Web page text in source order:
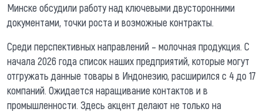
Минске обсудили работу над ключевыми двусторонними
документами, точки роста и возможные контракты.
Среди перспективных направлений – молочная продукция. С
начала 2026 года список наших предприятий, которые могут
отгружать данные товары в Индонезию, расширился с 4 до 17
компаний. Ожидается наращивание контактов и в
промышленности. Здесь акцент делают не только на